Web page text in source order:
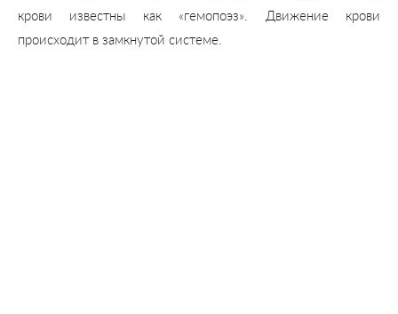
крови известны как «гемопоэз». Движение крови
происходит в замкнутой системе.